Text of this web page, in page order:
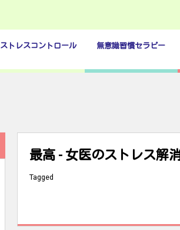
ストレスコントロール 無意識習慣セラピー
最高 - 女医のストレス解
Tagged